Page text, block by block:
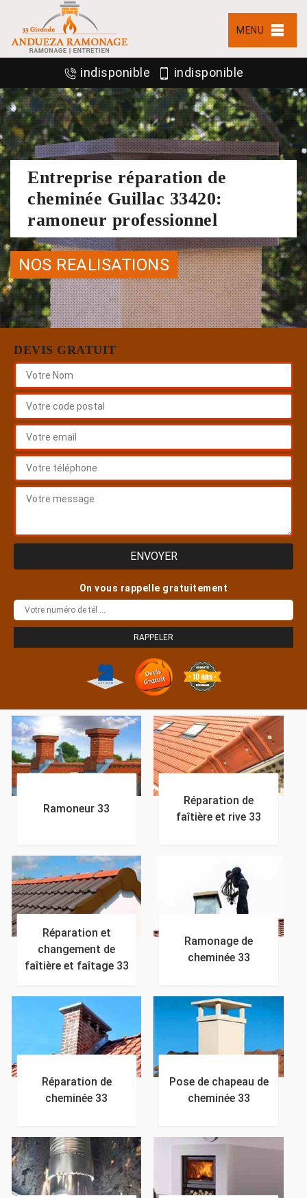
MENU
indisponible indisponible
Entreprise réparation de
cheminée Guillac 33420:
ramoneur professionnel
NOS REALISATIONS
DEVIS GRATUIT
On vous rappelle gratuitement
Ramoneur 33
Réparation de
faîtière et rive 33
Réparation et
changement de
faîtière et faîtage 33
Ramonage de
cheminée 33
Réparation de
cheminée 33
Pose de chapeau de
cheminée 33